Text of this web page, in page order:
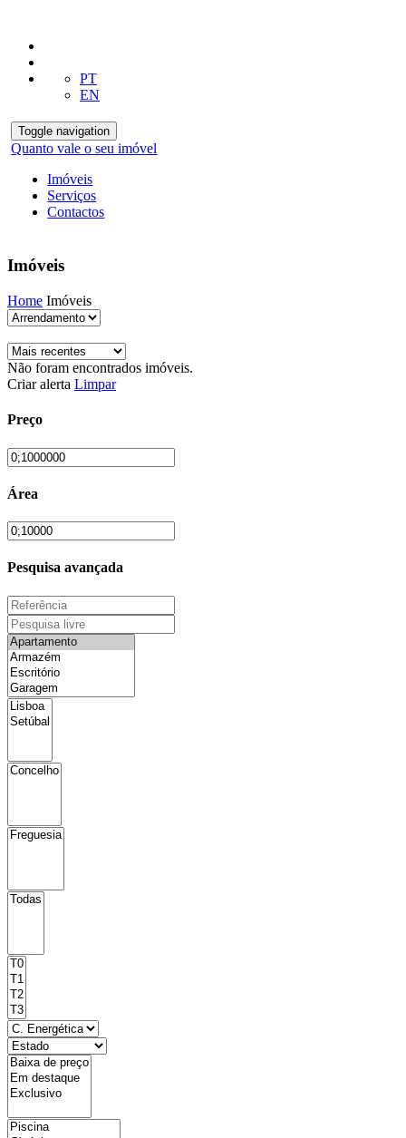
PT
EN
Toggle navigation
Quanto vale o seu imóvel
Imóveis
Serviços
Contactos
Imóveis
Home Imóveis
Não foram encontrados imóveis.
Criar alerta Limpar
Preço
Área
Pesquisa avançada